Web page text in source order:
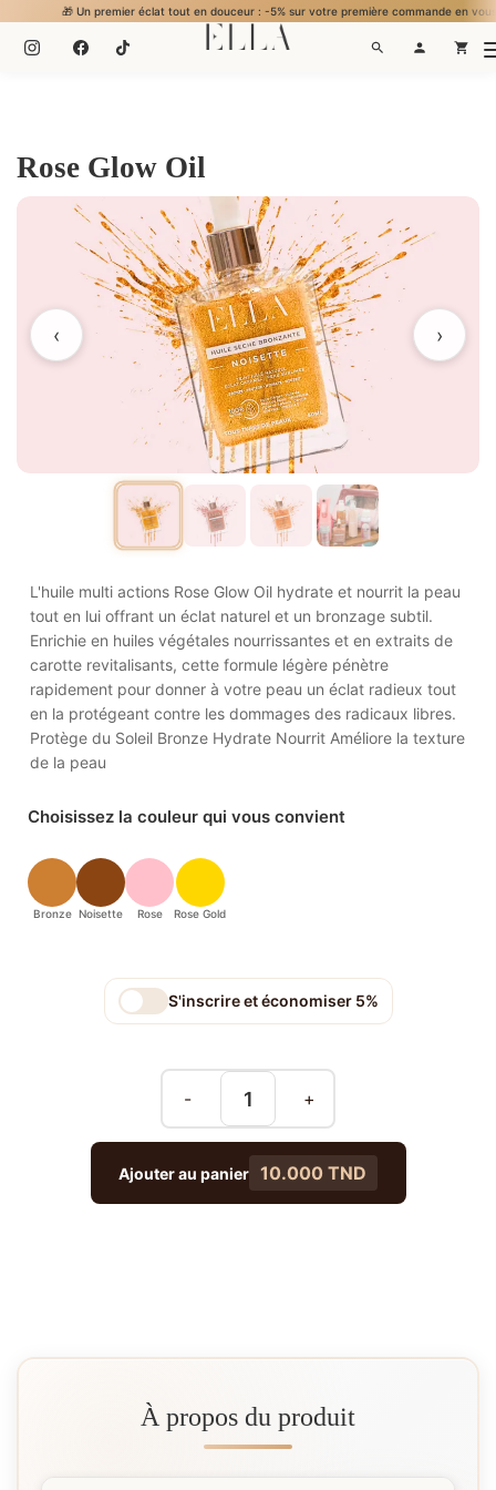
🎁 Un premier éclat tout en douceur : -5% sur votre première commande en vous
Rose Glow Oil
‹ ›
L'huile multi actions Rose Glow Oil hydrate et nourrit la peau
tout en lui offrant un éclat naturel et un bronzage subtil.
Enrichie en huiles végétales nourrissantes et en extraits de
carotte revitalisants, cette formule légère pénètre
rapidement pour donner à votre peau un éclat radieux tout
en la protégeant contre les dommages des radicaux libres.
Protège du Soleil Bronze Hydrate Nourrit Améliore la texture
de la peau
Choisissez la couleur qui vous convient
Bronze Noisette Rose Rose Gold
S'inscrire et économiser 5%
- +
Ajouter au panier 10.000 TND
À propos du produit